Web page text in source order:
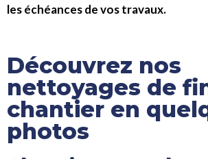
les échéances de vos travaux.
Découvrez nos
nettoyages de
chantier en
photos